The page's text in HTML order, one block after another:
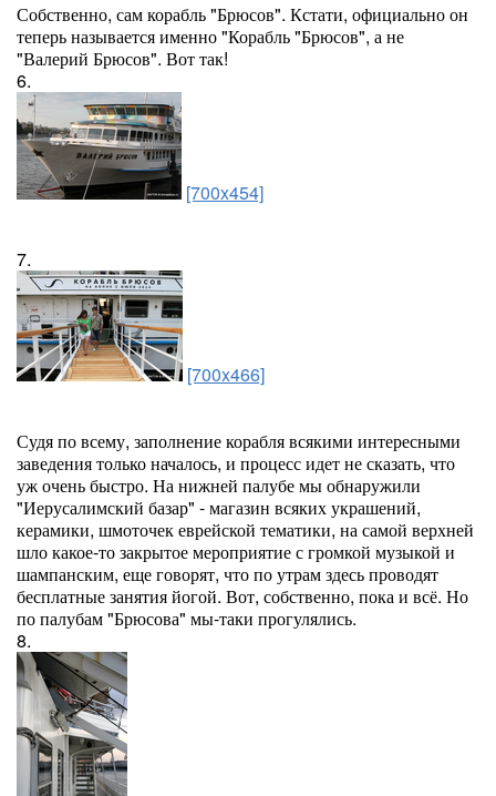
Собственно, сам корабль "Брюсов". Кстати, официально он
теперь называется именно "Корабль "Брюсов", а не
"Валерий Брюсов". Вот так!
6.
[700x454]
7.
[700x466]
Судя по всему, заполнение корабля всякими интересными
заведения только началось, и процесс идет не сказать, что
уж очень быстро. На нижней палубе мы обнаружили
"Иерусалимский базар" - магазин всяких украшений,
керамики, шмоточек еврейской тематики, на самой верхней
шло какое-то закрытое мероприятие с громкой музыкой и
шампанским, еще говорят, что по утрам здесь проводят
бесплатные занятия йогой. Вот, собственно, пока и всё. Но
по палубам "Брюсова" мы-таки прогулялись.
8.